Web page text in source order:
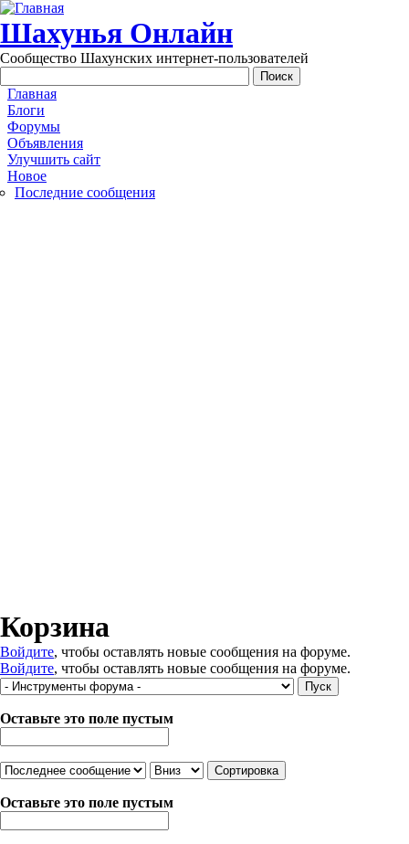
Перейти к основному содержанию
Шахунья Онлайн
Сообщество Шахунских интернет-пользователей
Main menu
Главная
Блоги
Форумы
Объявления
Улучшить сайт
Новое
Последние сообщения
Корзина
Войдите, чтобы оставлять новые сообщения на форуме.
Войдите, чтобы оставлять новые сообщения на форуме.
Оставьте это поле пустым
Сортировка по Сортировка
Оставьте это поле пустым